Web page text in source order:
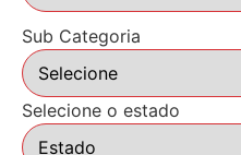
Sub Categoria
Selecione o estado